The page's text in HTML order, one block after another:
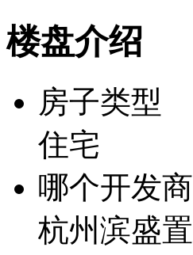
楼盘介绍
房子类型
住宅
哪个开发商
杭州滨盛